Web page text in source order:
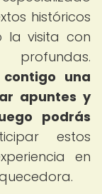
históricos
la visita con
una
apuntes y
podrás
estos
en